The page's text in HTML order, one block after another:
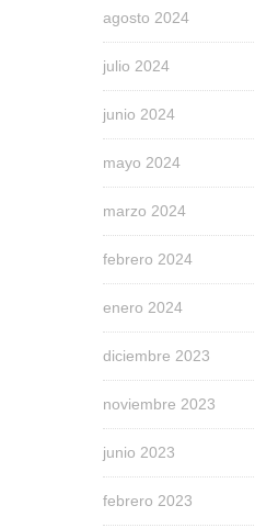
agosto 2024
julio 2024
junio 2024
mayo 2024
marzo 2024
febrero 2024
enero 2024
diciembre 2023
noviembre 2023
junio 2023
febrero 2023